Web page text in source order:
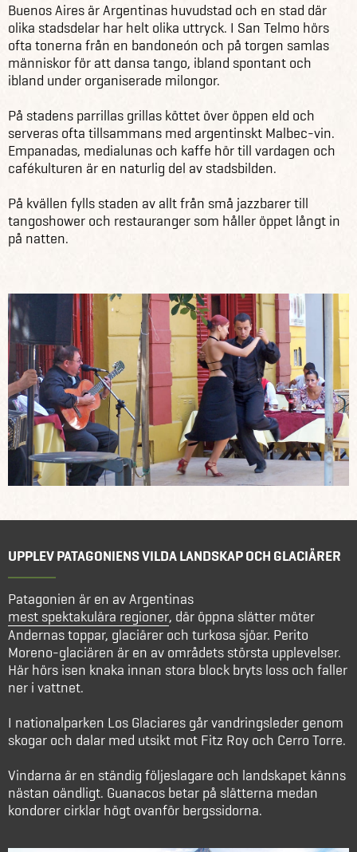
Buenos Aires är Argentinas huvudstad och en stad där
olika stadsdelar har helt olika uttryck. I San Telmo hörs
ofta tonerna från en bandoneón och på torgen samlas
människor för att dansa tango, ibland spontant och
ibland under organiserade milongor.
På stadens parrillas grillas köttet över öppen eld och
serveras ofta tillsammans med argentinskt Malbec-vin.
Empanadas, medialunas och kaffe hör till vardagen och
cafékulturen är en naturlig del av stadsbilden.
På kvällen fylls staden av allt från små jazzbarer till
tangoshower och restauranger som håller öppet långt in
på natten.
UPPLEV PATAGONIENS VILDA LANDSKAP OCH GLACIÄRER
Patagonien är en av Argentinas
mest spektakulära regioner, där öppna slätter möter
Andernas toppar, glaciärer och turkosa sjöar. Perito
Moreno-glaciären är en av områdets största upplevelser.
Här hörs isen knaka innan stora block bryts loss och faller
ner i vattnet.
I nationalparken Los Glaciares går vandringsleder genom
skogar och dalar med utsikt mot Fitz Roy och Cerro Torre.
Vindarna är en ständig följeslagare och landskapet känns
nästan oändligt. Guanacos betar på slätterna medan
kondorer cirklar högt ovanför bergssidorna.